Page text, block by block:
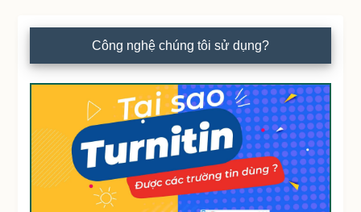
Công nghệ chúng tôi sử dụng?